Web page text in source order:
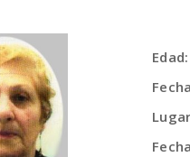
Edad: